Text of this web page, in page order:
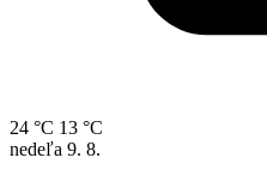
24 °C 13 °C
nedeľa 9. 8.